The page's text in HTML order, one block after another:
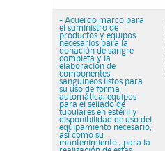
- Acuerdo marco para
el suministro de
productos y equipos
necesarios para la
donación de sangre
completa y la
elaboración de
componentes
sanguíneos listos para
su uso de forma
automática, equipos
para el sellado de
tubulares en estéril y
disponibilidad de uso del
equipamiento necesario,
así como su
mantenimiento , para la